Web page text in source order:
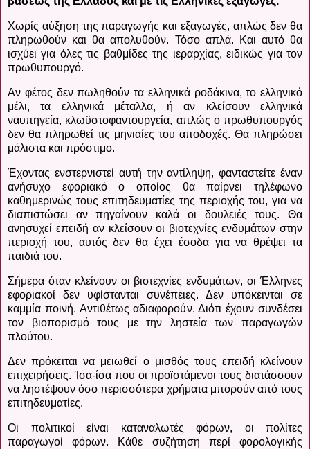
Χωρίς αύξηση της παραγωγής και εξαγωγές, απλώς δεν θα
πληρωθούν και θα απολυθούν. Τόσο απλά. Και αυτό θα
ισχύει για όλες τις βαθμίδες της ιεραρχίας, ειδικώς για τον
πρωθυπουργό.
Αν φέτος δεν πωληθούν τα ελληνικά ροδάκινα, το ελληνικό
μέλι, τα ελληνικά μέταλλα, ή αν κλείσουν ελληνικά
ναυπηγεία, κλωϋστοφαντουργεία, απλώς ο πρωθυπουργός
δεν θα πληρωθεί τις μηνιαίες του αποδοχές. Θα πληρώσει
μάλιστα και πρόστιμο.
Έχοντας ενστερνιστεί αυτή την αντίληψη, φανταστείτε έναν
ανήσυχο εφοριακό ο οποίος θα παίρνει τηλέφωνο
καθημερινώς τους επιτηδευματίες της περιοχής του, για να
διαπιστώσει αν πηγαίνουν καλά οι δουλειές τους. Θα
ανησυχεί επειδή αν κλείσουν οι βιοτεχνίες ενδυμάτων στην
περιοχή του, αυτός δεν θα έχει έσοδα για να θρέψει τα
παιδιά του.
Σήμερα όταν κλείνουν οι βιοτεχνίες ενδυμάτων, οι Έλληνες
εφοριακοί δεν υφίστανται συνέπειες. Δεν υπόκεινται σε
καμμία ποινή. Αντιθέτως αδιαφορούν. Διότι έχουν συνδέσει
τον βιοπορισμό τους με την ληστεία των παραγωγών
πλούτου.
Δεν πρόκειται να μειωθεί ο μισθός τους επειδή κλείνουν
επιχειρήσεις. Ίσα-ίσα που οι προϊστάμενοι τους διατάσσουν
να ληστέψουν όσο περισσότερα χρήματα μπορούν από τους
επιτηδευματίες.
Οι πολιτικοί είναι καταναλωτές φόρων, οι πολίτες
παραγωγοί φόρων. Κάθε συζήτηση περί φορολογικής